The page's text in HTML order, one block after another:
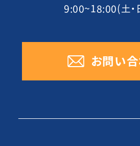
9:00~18:00(土・
お問い